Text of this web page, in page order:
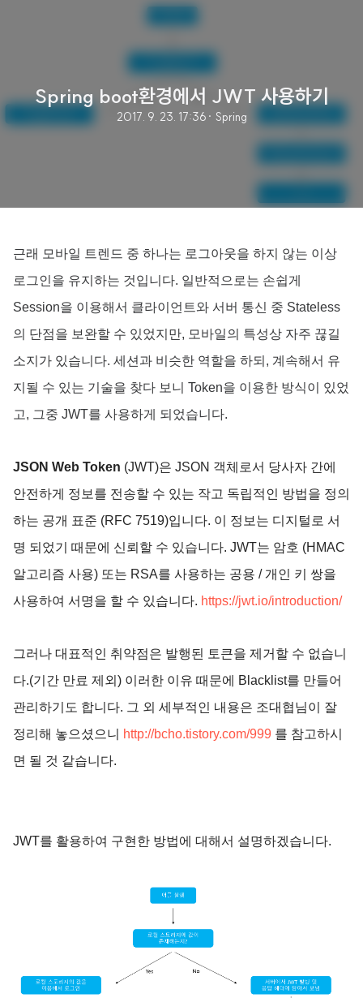
Spring boot환경에서 JWT 사용하기
2017. 9. 23. 17:36 · Spring
근래 모바일 트렌드 중 하나는 로그아웃을 하지 않는 이상
로그인을 유지하는 것입니다. 일반적으로는 손쉽게
Session을 이용해서 클라이언트와 서버 통신 중 Stateless
의 단점을 보완할 수 있었지만, 모바일의 특성상 자주 끊길
소지가 있습니다. 세션과 비슷한 역할을 하되, 계속해서 유
지될 수 있는 기술을 찾다 보니 Token을 이용한 방식이 있었
고, 그중 JWT를 사용하게 되었습니다.
JSON Web Token (JWT)은 JSON 객체로서 당사자 간에
안전하게 정보를 전송할 수 있는 작고 독립적인 방법을 정의
하는 공개 표준 (RFC 7519)입니다. 이 정보는 디지털로 서
명 되었기 때문에 신뢰할 수 있습니다. JWT는 암호 (HMAC
알고리즘 사용) 또는 RSA를 사용하는 공용 / 개인 키 쌍을
사용하여 서명을 할 수 있습니다. https://jwt.io/introduction/
그러나 대표적인 취약점은 발행된 토큰을 제거할 수 없습니
다.(기간 만료 제외 ) 이러한 이유 때문에
Blacklist를 만들어
관리하기도 합니다. 그 외 세부적인 내용은 조대협님이 잘
정리해 놓으셨으니
http://bcho.tistory.com/999 를 참고하시
면 될 것 같습니다.
JWT를 활용하여 구현한 방법에 대해서 설명하겠습니다.